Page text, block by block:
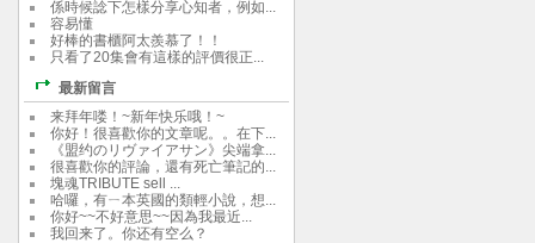
係時候諗下怎樣分享心知者，例如...
容易懂
好棒的書櫃阿太羨慕了！！
只看了20集會有這樣的評價很正...
最新留言
来拜年喽！~新年快乐哦！~
你好！很喜歡你的文章呢。。在下...
《盟约のリヴァイアサン》尖端拿...
很喜歡你的評論，還有死亡筆記的...
塊魂TRIBUTE sell ...
哈囉，有ㄧ本英國的類輕小說，想...
你好~~不好意思~~因為我最近...
我回来了。你还有空么？